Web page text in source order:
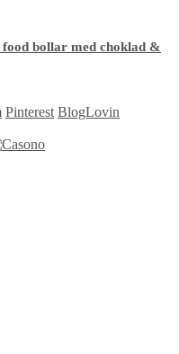
bollar med choklad &
Pinterest BlogLovin